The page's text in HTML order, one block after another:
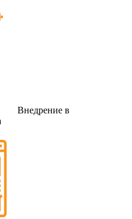
Внедрение в